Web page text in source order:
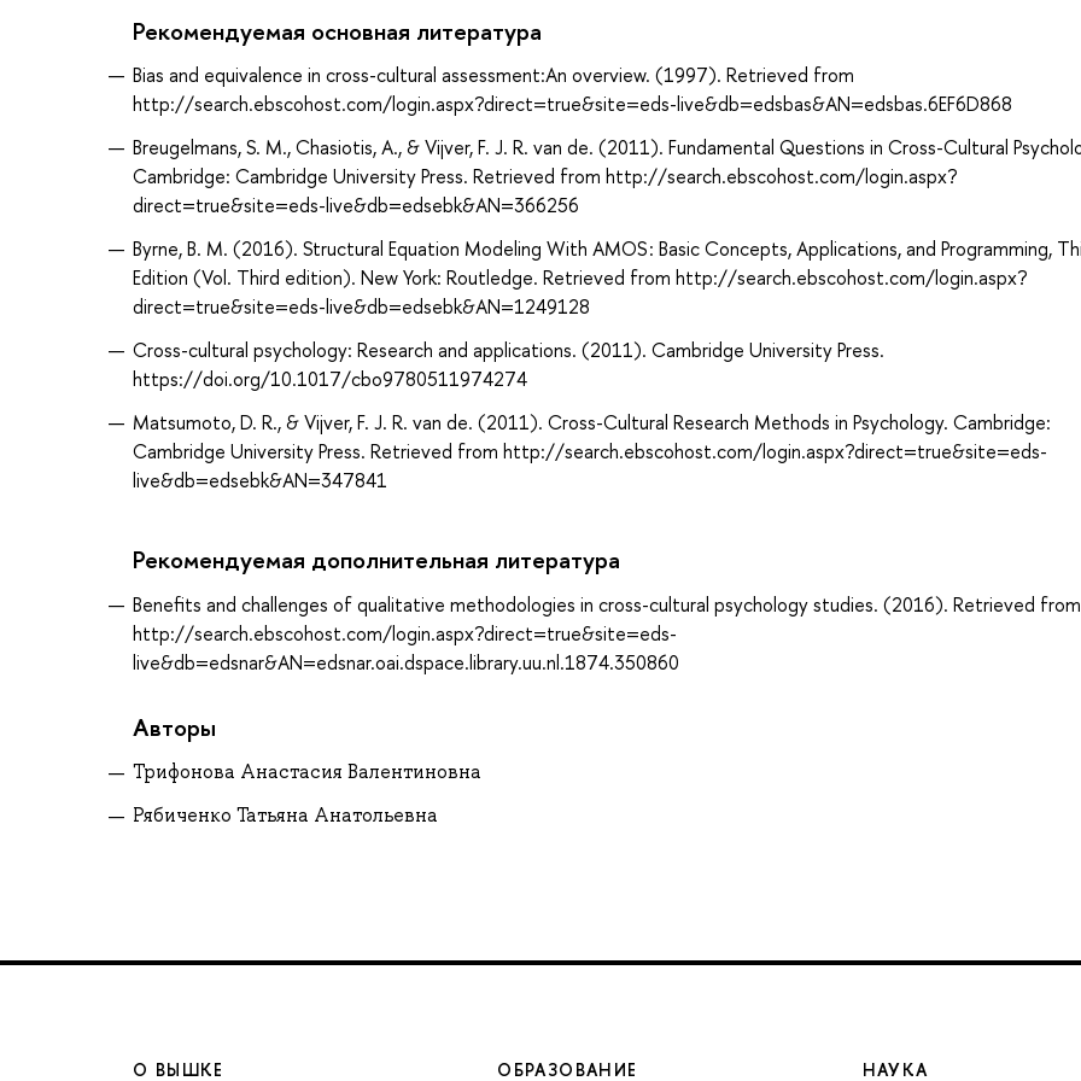
Рекомендуемая основная литература
Bias and equivalence in cross-cultural assessment:An overview. (1997). Retrieved from
http://search.ebscohost.com/login.aspx?direct=true&site=eds-live&db=edsbas&AN=edsbas.6EF6D868
Breugelmans, S. M., Chasiotis, A., & Vijver, F. J. R. van de. (2011). Fundamental Questions in Cross-Cultural
Cambridge: Cambridge University Press. Retrieved from http://search.ebscohost.com/login.aspx?
direct=true&site=eds-live&db=edsebk&AN=366256
Byrne, B. M. (2016). Structural Equation Modeling With AMOS : Basic Concepts, Applications, and Programming,
Edition (Vol. Third edition). New York: Routledge. Retrieved from http://search.ebscohost.com/login.aspx?
direct=true&site=eds-live&db=edsebk&AN=1249128
Cross-cultural psychology: Research and applications. (2011). Cambridge University Press.
https://doi.org/10.1017/cbo9780511974274
Matsumoto, D. R., & Vijver, F. J. R. van de. (2011). Cross-Cultural Research Methods in Psychology. Cambridge:
Cambridge University Press. Retrieved from http://search.ebscohost.com/login.aspx?direct=true&site=eds-
live&db=edsebk&AN=347841
Рекомендуемая дополнительная литература
Benefits and challenges of qualitative methodologies in cross-cultural psychology studies. (2016). Retrieved from
http://search.ebscohost.com/login.aspx?direct=true&site=eds-
live&db=edsnar&AN=edsnar.oai.dspace.library.uu.nl.1874.350860
Авторы
Трифонова Анастасия Валентиновна
Рябиченко Татьяна Анатольевна
О ВЫШКЕ ОБРАЗОВАНИЕ НАУКА